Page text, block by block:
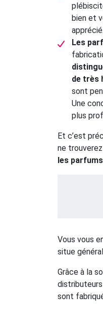
bien et
apprécié.
Les
de très
sont
Une
plus
Et c’est
ne
les
Vous vous
situe
Grâce à la
distributeurs
sont